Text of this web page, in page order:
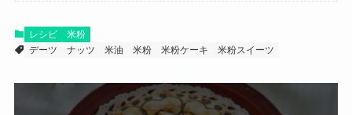
レシピ
米粉
デーツ
ナッツ 米油 米粉 米粉ケーキ 米粉スイーツ